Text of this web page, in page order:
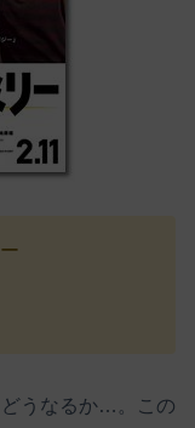
うなるか…。この